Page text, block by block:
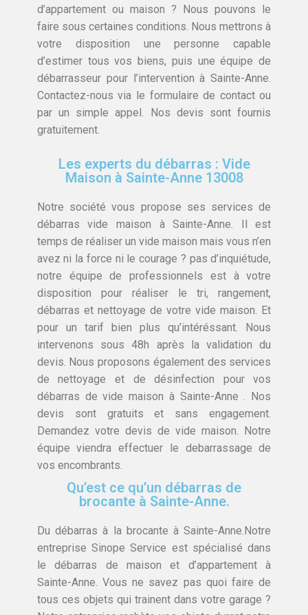
d’appartement ou maison ? Nous pouvons le
faire sous certaines conditions. Nous mettrons à
votre disposition une personne capable
d’estimer tous vos biens, puis une équipe de
débarrasseur pour l’intervention à Sainte-Anne.
Contactez-nous via le formulaire de contact ou
par un simple appel. Nos devis sont fournis
gratuitement.
Les experts du débarras : Vide
Maison à Sainte-Anne 13008
Notre société vous propose ses services de
débarras vide maison à Sainte-Anne. Il est
temps de réaliser un vide maison mais vous n’en
avez ni la force ni le courage ? pas d’inquiétude,
notre équipe de professionnels est à votre
disposition pour réaliser le tri, rangement,
débarras et nettoyage de votre vide maison. Et
pour un tarif bien plus qu’intéréssant. Nous
intervenons sous 48h après la validation du
devis. Nous proposons également des services
de nettoyage et de désinfection pour vos
débarras de vide maison à Sainte-Anne . Nos
devis sont gratuits et sans engagement.
Demandez votre devis de vide maison. Notre
équipe viendra effectuer le debarrassage de
vos encombrants.
Qu’est ce qu’un débarras de
brocante à Sainte-Anne.
Du débarras à la brocante à Sainte-Anne.Notre
entreprise Sinope Service est spécialisé dans
le débarras de maison et d’appartement à
Sainte-Anne. Vous ne savez pas quoi faire de
tous ces objets qui trainent dans votre garage ?